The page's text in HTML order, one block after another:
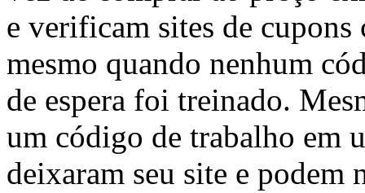
e verificam sites de cupons
mesmo quando nenhum
de espera foi treinado.
um código de trabalho em
deixaram seu site e